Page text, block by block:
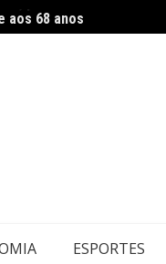
aos 68 anos
ESPORTES